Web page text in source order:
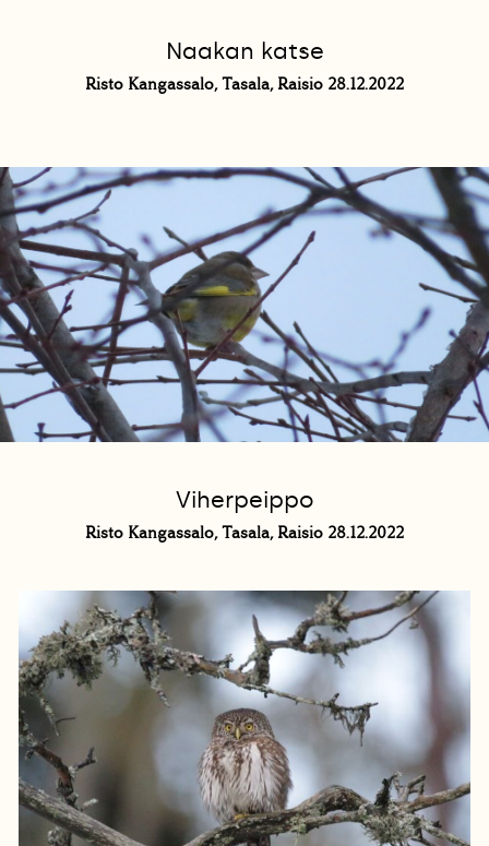
Naakan katse
Risto Kangassalo, Tasala, Raisio 28.12.2022
Viherpeippo
Risto Kangassalo, Tasala, Raisio 28.12.2022